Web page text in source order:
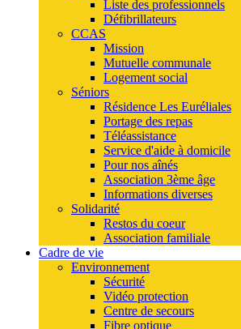
Liste des professionnels
Défibrillateurs
CCAS
Mission
Mutuelle communale
Logement social
Séniors
Résidence Les Euréliales
Portage des repas
Téléassistance
Service d'aide à domicile
Pour nos aînés
Association 3ème âge
Informations diverses
Solidarité
Restos du coeur
Association familiale
Cadre de vie
Environnement
Sécurité
Vidéo protection
Centre de secours
Fibre optique